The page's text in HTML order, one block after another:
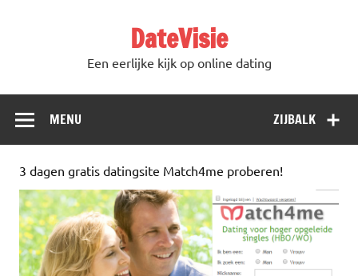
DateVisie
Een eerlijke kijk op online dating
ZIJBALK
MENU
3 dagen gratis datingsite Match4me proberen!